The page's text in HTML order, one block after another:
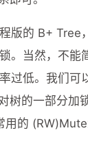
版的 B+ Tree
。当然，不能
过低。我们可
树的一部分加
的